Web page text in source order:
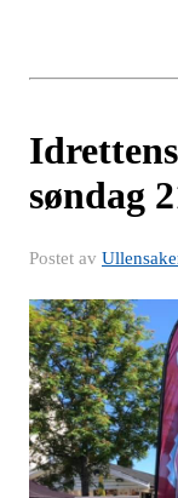
søndag
Postet av